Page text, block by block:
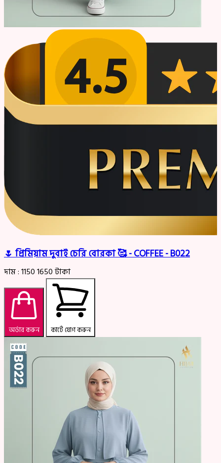
🌷 প্রিমিয়াম দুবাই চেরি বোরকা 🥰 - COFFEE - B022
দাম :11501650টাকা
অর্ডার করুন কার্টে যোগ করুন